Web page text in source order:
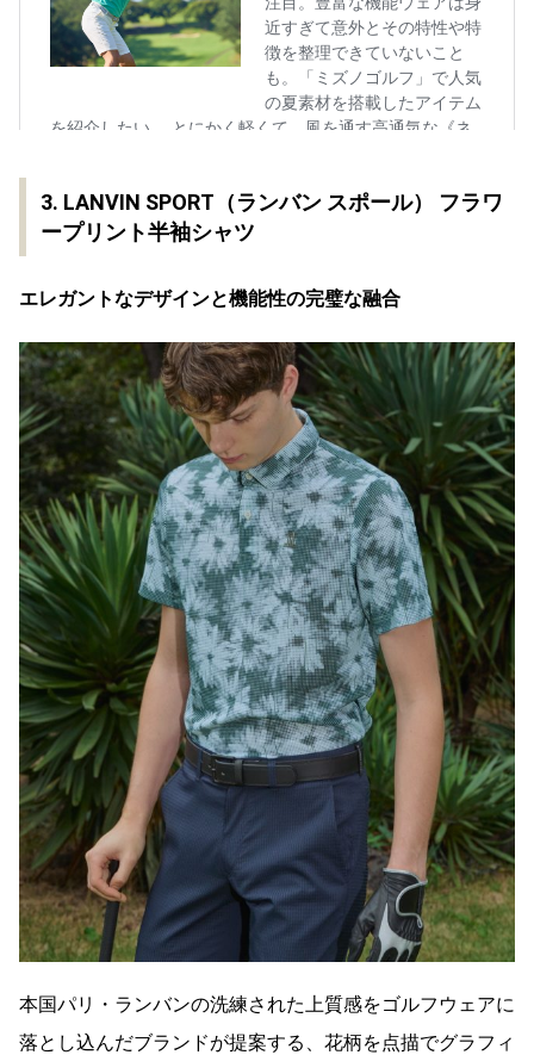
3. LANVIN SPORT（ランバン スポール） フラワ
ープリント半袖シャツ
エレガントなデザインと機能性の完璧な融合
本国パリ・ランバンの洗練された上質感をゴルフウェアに
落とし込んだブランドが提案する、花柄を点描でグラフィ